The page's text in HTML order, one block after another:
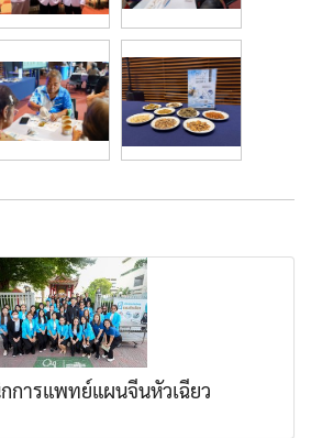
การแพทย์แผนจีนหัวเฉียว